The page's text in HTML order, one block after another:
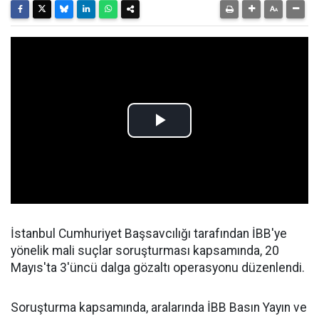
İstanbul Cumhuriyet Başsavcılığı tarafından İBB'ye
yönelik mali suçlar soruşturması kapsamında, 20
Mayıs'ta 3'üncü dalga gözaltı operasyonu düzenlendi.
Soruşturma kapsamında, aralarında İBB Basın Yayın ve